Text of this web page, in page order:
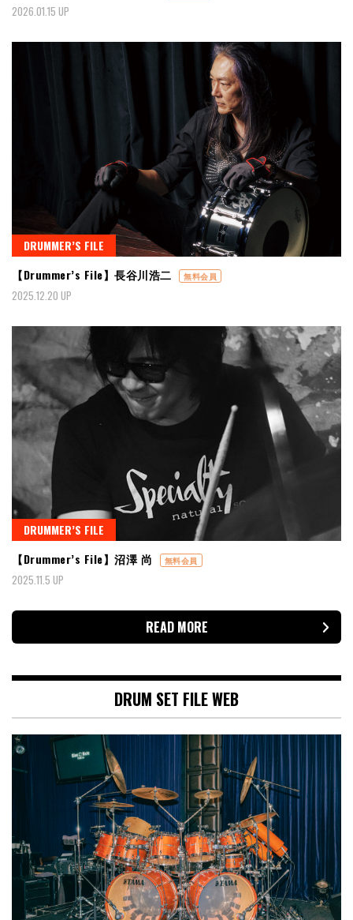
2026.01.15 UP
DRUMMER’S FILE
【Drummer’s File】長谷川浩二
無料会員
2025.12.20 UP
DRUMMER’S FILE
【Drummer’s File】沼澤 尚
無料会員
2025.11.5 UP
READ MORE
DRUM SET FILE WEB